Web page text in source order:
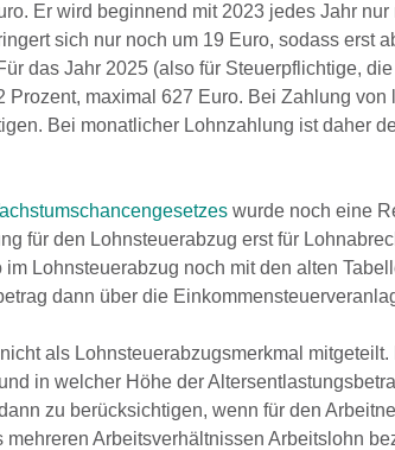
Er wird beginnend mit 2023 jedes Jahr
sich nur noch um 19 Euro, sodass erst
das Jahr 2025 (also für Steuerpflichtige,
maximal 627 Euro. Bei Zahlung
Bei monatlicher Lohnzahlung ist daher
wurde noch eine
für den Lohnsteuerabzug erst für
Lohnsteuerabzug noch mit den alten
dann über die
als Lohnsteuerabzugsmerkmal
in welcher Höhe der
zu berücksichtigen, wenn für den
Arbeitsverhältnissen Arbeitslohn